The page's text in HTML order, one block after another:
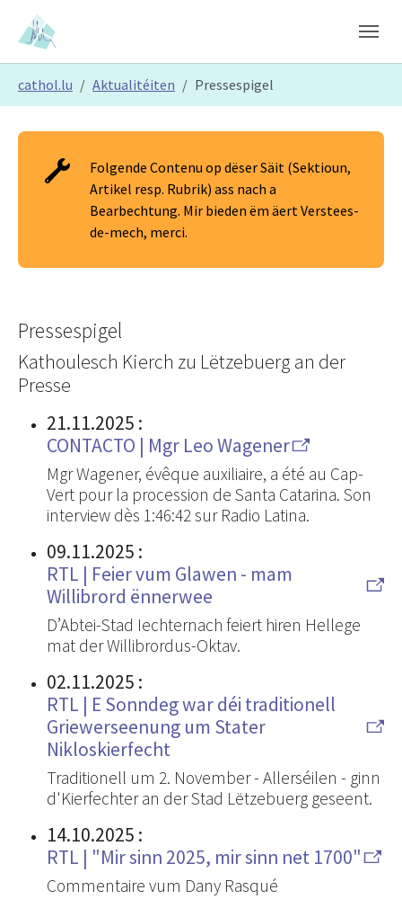
Skip to main content
Skip to page footer
cathol.lu Aktualitéiten Pressespigel
Folgende Contenu op dëser Säit (Sektioun,
Artikel resp. Rubrik) ass nach a
Bearbechtung. Mir bieden ëm äert Verstees-
de-mech, merci.
Pressespigel
Kathoulesch Kierch zu Lëtzebuerg an der
Presse
21.11.2025 :
CONTACTO | Mgr Leo Wagener
Mgr Wagener, évêque auxiliaire, a été au Cap-
Vert pour la procession de Santa Catarina. Son
interview dès 1:46:42 sur Radio Latina.
09.11.2025 :
RTL | Feier vum Glawen - mam
Willibrord ënnerwee
D’Abtei-Stad Iechternach feiert hiren Hellege
mat der Willibrordus-Oktav.
02.11.2025 :
RTL | E Sonndeg war déi traditionell
Griewerseenung um Stater
Nikloskierfecht
Traditionell um 2. November - Allerséilen - ginn
d'Kierfechter an der Stad Lëtzebuerg geseent.
14.10.2025 :
RTL | "Mir sinn 2025, mir sinn net 1700"
Commentaire vum Dany Rasqué